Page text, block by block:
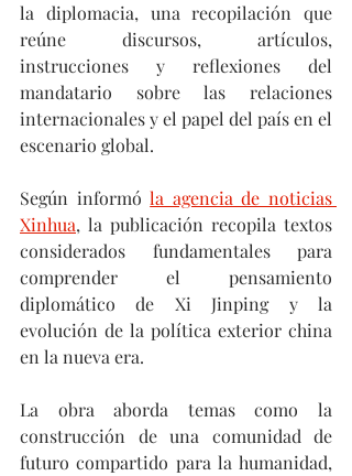
la diplomacia, una recopilación que
reúne discursos, artículos,
instrucciones y reflexiones del
mandatario sobre las relaciones
internacionales y el papel del país en el
escenario global.
Según informó la agencia de noticias
Xinhua, la publicación recopila textos
considerados fundamentales para
comprender el pensamiento
diplomático de Xi Jinping y la
evolución de la política exterior china
en la nueva era.
La obra aborda temas como la
construcción de una comunidad de
futuro compartido para la humanidad,